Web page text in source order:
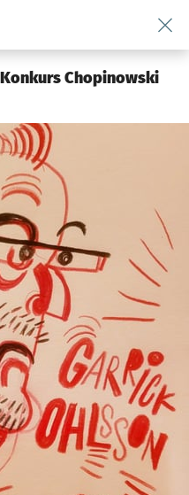
podserwis: Kultura
Chopinowski